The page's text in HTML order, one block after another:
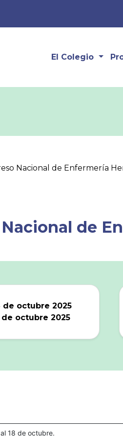
El Colegio
Nacional de Enfermería
Nacional de
de octubre 2025
de octubre 2025
18 de octubre.